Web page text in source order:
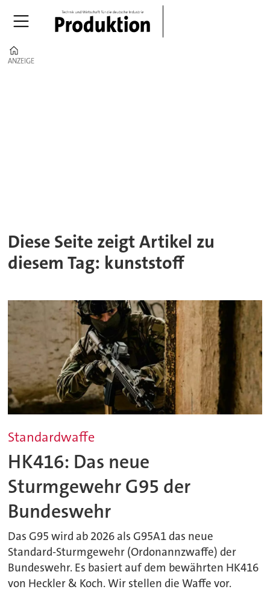
ANZEIGE
ANZEIGE
Diese Seite zeigt Artikel zu
diesem Tag: kunststoff
Standardwaffe
HK416: Das neue
Sturmgewehr G95 der
Bundeswehr
Das G95 wird ab 2026 als G95A1 das neue
Standard-Sturmgewehr (Ordonannzwaffe) der
Bundeswehr. Es basiert auf dem bewährten HK416
von Heckler & Koch. Wir stellen die Waffe vor.